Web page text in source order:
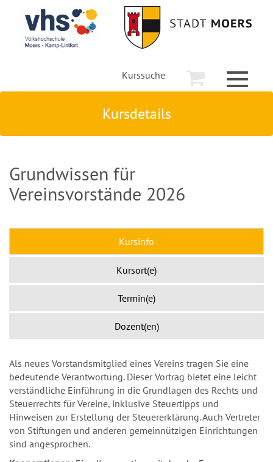
Kurssuche
Toggle
Kursdetails
Grundwissen für
Vereinsvorstände 2026
Kursinfo
Kursort(e)
Termin(e)
Dozent(en)
Als neues Vorstandsmitglied eines Vereins tragen Sie eine
bedeutende Verantwortung. Dieser Vortrag bietet eine leicht
verständliche Einführung in die Grundlagen des Rechts und
Steuerrechts für Vereine, inklusive Steuertipps und
Hinweisen zur Erstellung der Steuererklärung. Auch Vertreter
von Stiftungen und anderen gemeinnützigen Einrichtungen
sind angesprochen.